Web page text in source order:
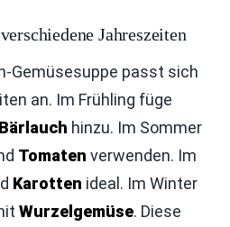
Jahreszeiten
Gemüsesuppe passt sich
an. Im Frühling füge
Bärlauch hinzu. Im Sommer
Tomaten verwenden. Im
Karotten ideal. Im Winter
Wurzelgemüse. Diese